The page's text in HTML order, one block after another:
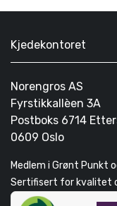
Kjedekontoret
Norengros AS
Fyrstikkallèen 3A
Postboks 6714
0609 Oslo
Medlem i Grønt Punkt
Sertifisert for kvalitet